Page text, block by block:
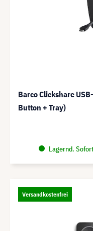
Barco Clickshare
Button + Tray)
Lagernd.
Versandkostenfrei